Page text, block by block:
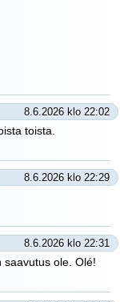
8.6.2026 klo 22:02
toista.
8.6.2026 klo 22:29
8.6.2026 klo 22:31
saavutus ole. Olé!